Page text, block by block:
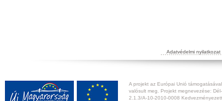
Adatvédelmi nyilatkozat
A projekt az Európai Unió
valósult meg. Projekt megnevezése:
2.1.3/A-10-2010-0008